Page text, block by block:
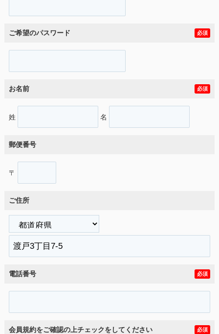
ご希望のパスワード 必須
お名前 必須
姓 名
郵便番号
〒
ご住所
電話番号 必須
会員規約をご確認の上チェックをしてください 必須